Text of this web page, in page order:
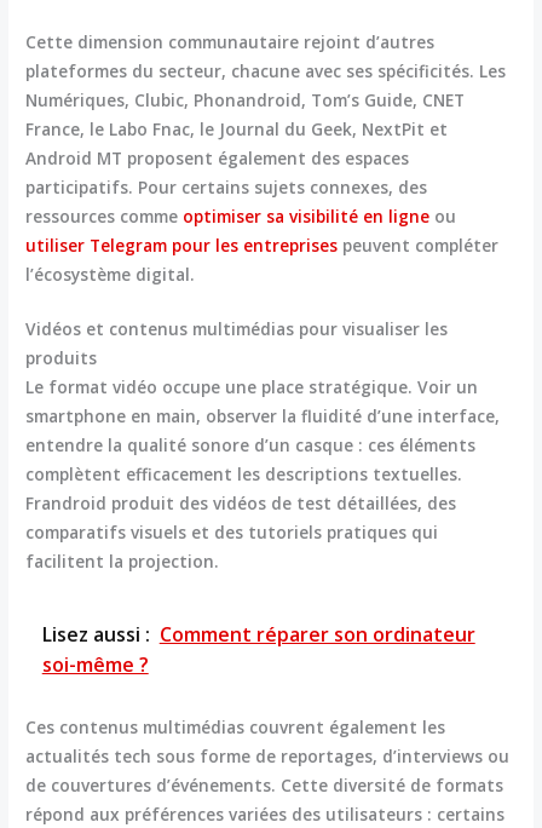
Cette dimension communautaire rejoint d’autres
plateformes du secteur, chacune avec ses spécificités. Les
Numériques, Clubic, Phonandroid, Tom’s Guide, CNET
France, le Labo Fnac, le Journal du Geek, NextPit et
Android MT proposent également des espaces
participatifs. Pour certains sujets connexes, des
ressources comme optimiser sa visibilité en ligne ou
utiliser Telegram pour les entreprises peuvent compléter
l’écosystème digital.
Vidéos et contenus multimédias pour visualiser les
produits
Le format vidéo occupe une place stratégique. Voir un
smartphone en main, observer la fluidité d’une interface,
entendre la qualité sonore d’un casque : ces éléments
complètent efficacement les descriptions textuelles.
Frandroid produit desvidéos de test détaillées, des
comparatifs visuels et des tutoriels pratiques qui
facilitent la projection.
Lisez aussi : Comment réparer son ordinateur
soi-même ?
Ces contenus multimédias couvrent également les
actualités tech sous forme de reportages, d’interviews ou
de couvertures d’événements. Cette diversité de formats
répond aux préférences variées des utilisateurs : certains